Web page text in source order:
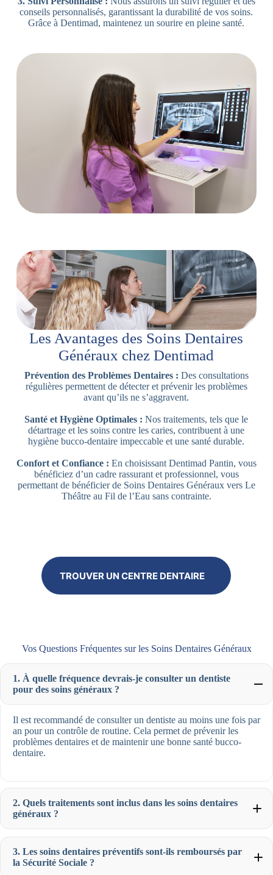
conseils personnalisés, garantissant la durabilité de vos soins.
Grâce à Dentimad, maintenez un sourire en pleine santé.
Les Avantages des Soins Dentaires
Généraux chez Dentimad
Prévention des Problèmes Dentaires : Des consultations
régulières permettent de détecter et prévenir les problèmes
avant qu’ils ne s’aggravent.
Santé et Hygiène Optimales : Nos traitements, tels que le
détartrage et les soins contre les caries, contribuent à une
hygiène bucco-dentaire impeccable et une santé durable.
Confort et Confiance : En choisissant Dentimad Pantin, vous
bénéficiez d’un cadre rassurant et professionnel, vous
permettant de bénéficier de Soins Dentaires Généraux vers Le
Théâtre au Fil de l’Eau sans contrainte.
TROUVER UN CENTRE DENTAIRE
Vos Questions Fréquentes sur les Soins Dentaires Généraux
1. À quelle fréquence devrais-je consulter un dentiste
pour des soins généraux ?
Il est recommandé de consulter un dentiste au moins une fois par
an pour un contrôle de routine. Cela permet de prévenir les
problèmes dentaires et de maintenir une bonne santé bucco-
dentaire.
2. Quels traitements sont inclus dans les soins dentaires
généraux ?
3. Les soins dentaires préventifs sont-ils remboursés par
la Sécurité Sociale ?